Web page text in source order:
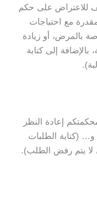
للاعتراض على حكم
مع احتياجات
بالمرض، أو زيادة
بالإضافة إلى كتابة
إعادة النظر
(كتابة الطلبات
لا يتم رفض الطلب).